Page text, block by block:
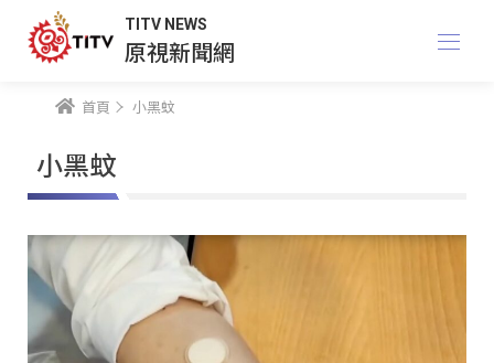
TITV NEWS
原視新聞網
首頁 小黑蚊
小黑蚊